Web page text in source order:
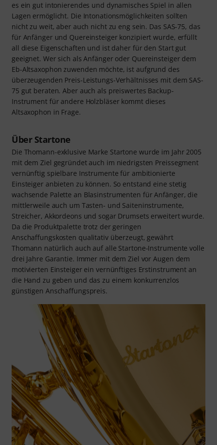
es ein gut intonierendes und dynamisches Spiel in allen
Lagen ermöglicht. Die Intonationsmöglichkeiten sollten
nicht zu weit, aber auch nicht zu eng sein. Das SAS-75, das
für Anfänger und Quereinsteiger konzipiert wurde, erfüllt
all diese Eigenschaften und ist daher für den Start gut
geeignet. Wer sich als Anfänger oder Quereinsteiger dem
Eb-Altsaxophon zuwenden möchte, ist aufgrund des
überzeugenden Preis-Leistungs-Verhältnisses mit dem SAS-
75 gut beraten. Aber auch als preiswertes Backup-
Instrument für andere Holzbläser kommt dieses
Altsaxophon in Frage.
Über Startone
Die Thomann-exklusive Marke Startone wurde im Jahr 2005
mit dem Ziel gegründet auch im niedrigsten Preissegment
vernünftig spielbare Instrumente für ambitionierte
Einsteiger anbieten zu können. So entstand eine stetig
wachsende Palette an Blasinstrumenten für Anfänger, die
mittlerweile auch um Tasten- und Saiteninstrumente,
Streicher, Akkordeons und sogar Drumsets erweitert wurde.
Da die Produktpalette trotz der geringen
Anschaffungskosten qualitativ überzeugt, gewährt
Thomann natürlich auch auf alle Startone-Instrumente volle
drei Jahre Garantie. Immer mit dem Ziel vor Augen dem
motivierten Einsteiger ein vernünftiges Erstinstrument an
die Hand zu geben und das zu einem konkurrenzlos
günstigen Anschaffungspreis.